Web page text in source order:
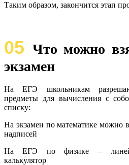
Таким образом, закончится этап
05 Что можно
экзамен
На ЕГЭ школьникам
предметы для вычисления с
списку:
На экзамен по математике можно
надписей
На ЕГЭ по физике –
калькулятор